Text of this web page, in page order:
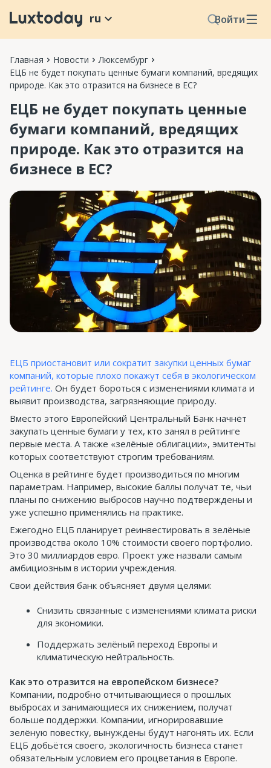
Войти
ru
Главная Новости
Люксембург
ЕЦБ не будет покупать ценные бумаги компаний, вредящих
природе. Как это отразится на бизнесе в ЕС?
ЕЦБ не будет покупать ценные
бумаги компаний, вредящих
природе. Как это отразится на
бизнесе в ЕС?
ЕЦБ приостановит или сократит закупки ценных бумаг
компаний, которые плохо покажут себя в экологическом
рейтинге. Он будет бороться с изменениями климата и
выявит производства, загрязняющие природу.
Вместо этого Европейский Центральный Банк начнёт
закупать ценные бумаги у тех, кто занял в рейтинге
первые места. А также «зелёные облигации», эмитенты
которых соответствуют строгим требованиям.
Оценка в рейтинге будет производиться по многим
параметрам. Например, высокие баллы получат те, чьи
планы по снижению выбросов научно подтверждены и
уже успешно применялись на практике.
Ежегодно ЕЦБ планирует реинвестировать в зелёные
производства около 10% стоимости своего портфолио.
Это 30 миллиардов евро. Проект уже назвали самым
амбициозным в истории учреждения.
Свои действия банк объясняет двумя целями:
Снизить связанные с изменениями климата риски
для экономики.
Поддержать зелёный переход Европы и
климатическую нейтральность.
Как это отразится на европейском бизнесе?
Компании, подробно отчитывающиеся о прошлых
выбросах и занимающиеся их снижением, получат
больше поддержки. Компании, игнорировавшие
зелёную повестку, вынуждены будут нагонять их. Если
ЕЦБ добьётся своего, экологичность бизнеса станет
обязательным условием его процветания в Европе.